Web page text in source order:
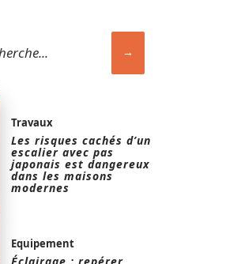
Travaux
Les risques cachés d’un
escalier avec pas
japonais est dangereux
dans les maisons
modernes
Equipement